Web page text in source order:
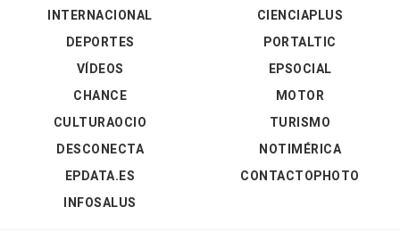
INTERNACIONAL
DEPORTES
VÍDEOS
CIENCIAPLUS
PORTALTIC
EPSOCIAL
CHANCE
CULTURAOCIO
DESCONECTA
EPDATA.ES
INFOSALUS
MOTOR
TURISMO
NOTIMÉRICA
CONTACTOPHOTO